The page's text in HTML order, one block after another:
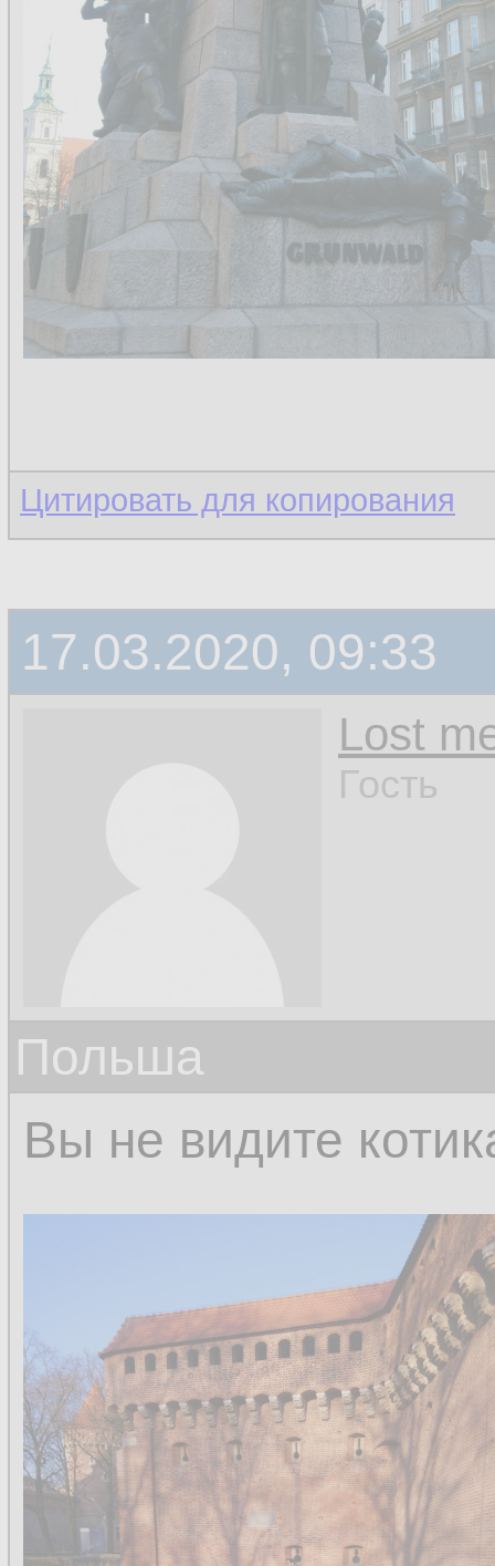
Цитировать для копирования
17.03.2020, 09:33
Lost
Гость
Польша
Вы не видите